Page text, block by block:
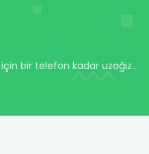
bir telefon kadar uzağız..